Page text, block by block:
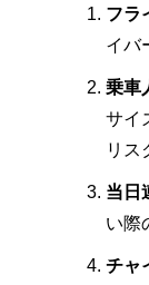
フラ
イバ
乗車
サイ
リス
当日
い際
チャ